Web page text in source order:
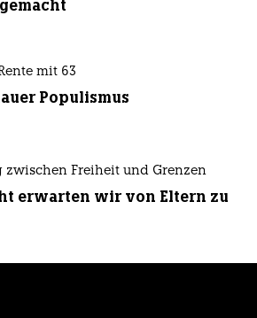
mit 63
Populismus
zwischen Freiheit und Grenzen
erwarten wir von Eltern zu